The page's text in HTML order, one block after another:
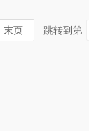
末页 跳转到第